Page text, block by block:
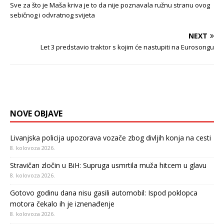
Sve za što je Maša kriva je to da nije poznavala ružnu stranu ovog
sebičnog i odvratnog svijeta
NEXT
Let 3 predstavio traktor s kojim će nastupiti na Eurosongu
NOVE OBJAVE
Livanjska policija upozorava vozače zbog divljih konja na cesti
8. kolovoza 2026.
Stravičan zločin u BiH: Supruga usmrtila muža hitcem u glavu
8. kolovoza 2026.
Gotovo godinu dana nisu gasili automobil: Ispod poklopca
motora čekalo ih je iznenađenje
8. kolovoza 2026.